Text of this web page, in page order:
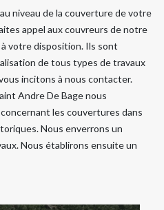
niveau de la couverture de votre
appel aux couvreurs de notre
votre disposition. Ils sont
de tous types de travaux
incitons à nous contacter.
Andre De Bage nous
les couvertures dans
Nous enverrons un
Nous établirons ensuite un